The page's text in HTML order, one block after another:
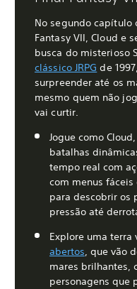
No segundo capítulo
Fantasy VII, Cloud e
busca do misterioso
clássico JRPG de
surpreender até os
mesmo quem não
vai curtir.
Jogue como
batalhas
tempo real com
com menus
para descobrir os
pressão até
Explore uma terra
abertos, que vão
mares brilhantes,
personagens que